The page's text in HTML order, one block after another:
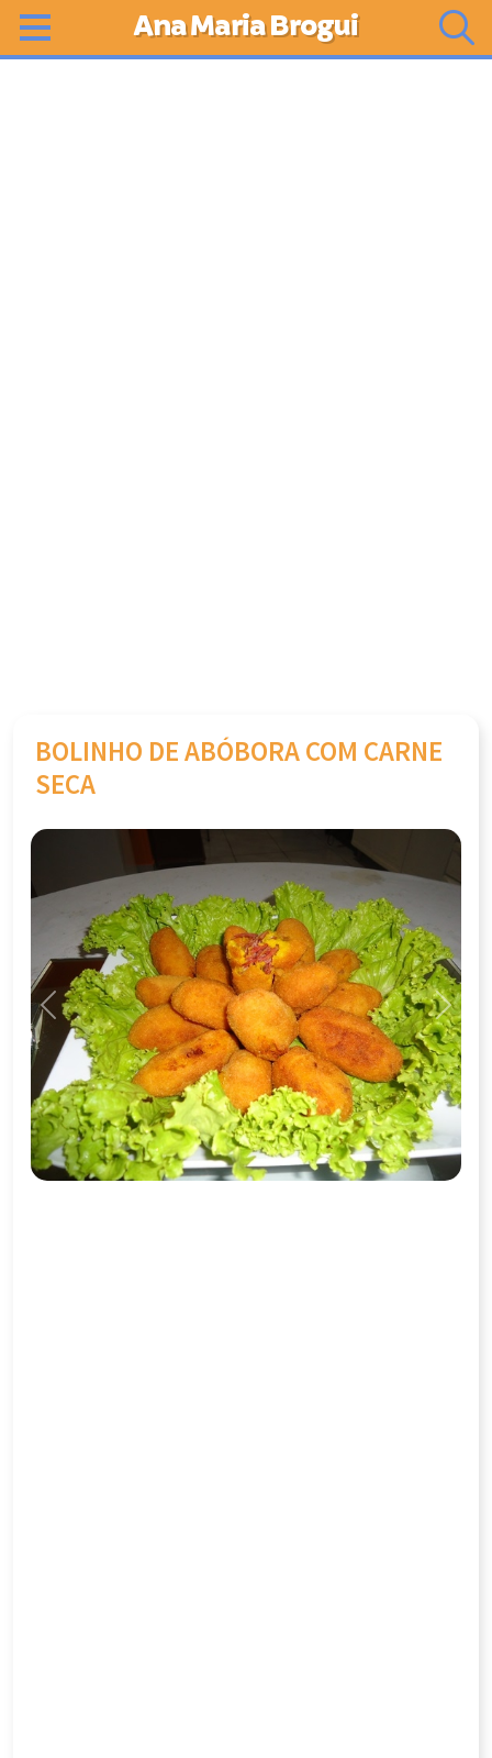
Ana Maria Brogui
BOLINHO DE ABÓBORA COM CARNE
SECA
Previous Next